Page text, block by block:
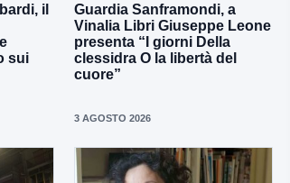
il
sui
Guardia Sanframondi, a
Vinalia Libri Giuseppe Leone
presenta “I giorni Della
clessidra O la libertà del
cuore”
3 AGOSTO 2026